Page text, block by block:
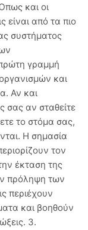
και οι
είναι από τα πιο
συστήματος
γραμμή
και
Αν και
σας αν σταθείτε
το στόμα σας,
Η σημασία
τον
έκταση της
πρόληψη των
περιέχουν
και βοηθούν
3.